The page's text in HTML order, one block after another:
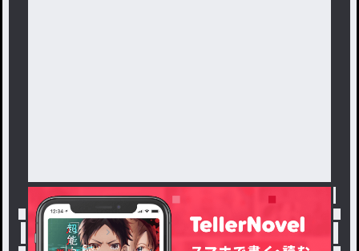
トップ 「たると」最新作：ギリ夏